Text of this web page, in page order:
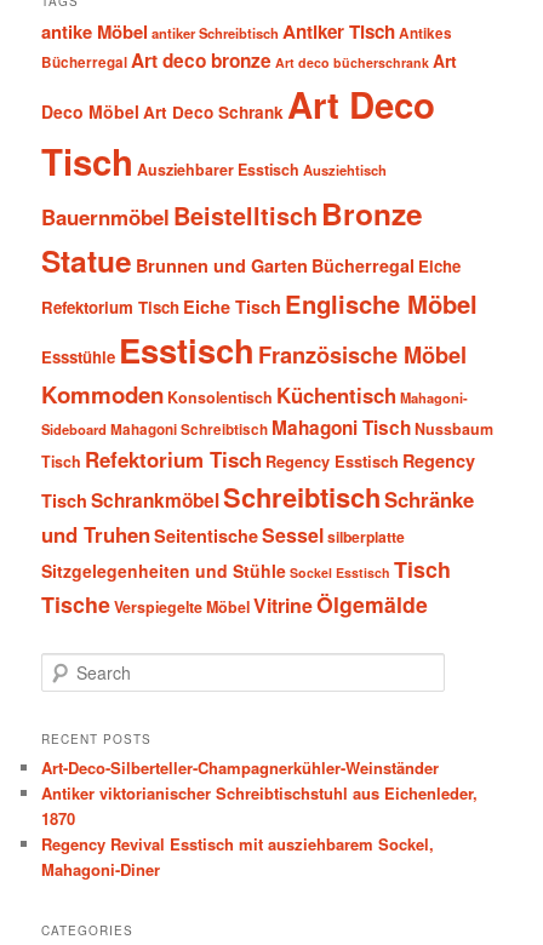
antike Möbel antiker Schreibtisch Antiker TischAntikes
BücherregalArt deco bronze Art deco bücherschrank Art
Deco Möbel Art Deco Schrank Art Deco
Tisch Ausziehbarer Esstisch Ausziehtisch
Bauernmöbel Beistelltisch Bronze
Statue Brunnen und Garten Bücherregal Eiche
Refektorium Tisch Eiche Tisch Englische Möbel
Essstühle Esstisch Französische Möbel
Kommoden Konsolentisch Küchentisch Mahagoni-
SideboardMahagoni Schreibtisch Mahagoni TischNussbaum
Tisch Refektorium Tisch Regency Esstisch Regency
Tisch SchrankmöbelSchreibtischSchränke
und TruhenSeitentischeSesselsilberplatte
Sitzgelegenheiten und Stühle Sockel Esstisch Tisch
TischeVerspiegelte MöbelVitrineÖlgemälde
e
r
h
RECENT POSTS
Art-Deco-Silberteller-Champagnerkühler-Weinständer
Antiker viktorianischer Schreibtischstuhl aus Eichenleder,
1870
Regency Revival Esstisch mit ausziehbarem Sockel,
Mahagoni-Diner
CATEGORIES